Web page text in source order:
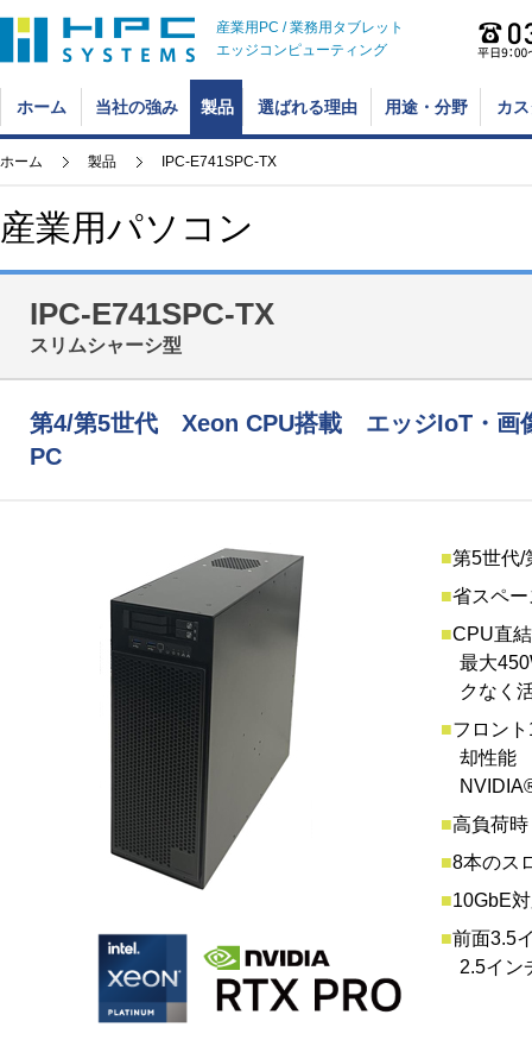
産業用PC / 業務用タブレット
エッジコンピューティング
ホーム 当社の強み 製品 選ばれる理由 用途・分野 カ
ホーム 製品 IPC-E741SPC-TX
産業用パソコン
IPC-E741SPC-TX
スリムシャーシ型
第4/第5世代 Xeon CPU搭載 エッジIoT・画
PC
■第5世代/
■省スペ
■CPU直
最大
クなく
■フロン
却性能
■高負荷
■8本のス
■10GbE
■前面3.5
2.5イン